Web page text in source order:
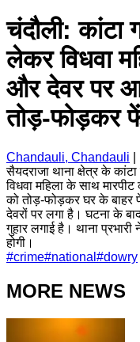
चंदौली: कांटा
लेकर विधवा
और देवर पर
तोड़-फोड़कर
Chandauli, Chandauli
सैयदराजा थाना क्षेत्र के
विधवा महिला के साथ
को तोड़-फोड़कर घर के बाहर
देवरों पर लगा है। घटना के
गुहार लगाई है। थाना
होगी।
#crime#national #dowry
MORE NEWS